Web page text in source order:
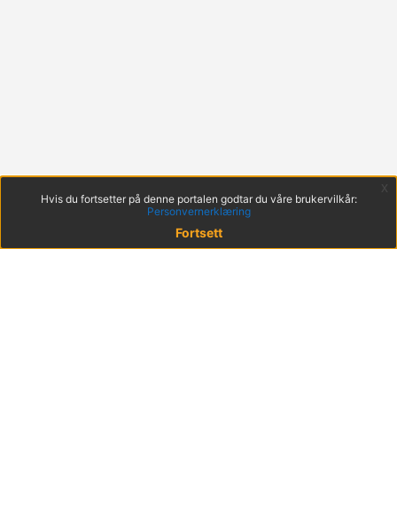
Hvis du fortsetter på denne portalen godtar du våre brukervilkår:
Personvernerklæring
Fortsett
x